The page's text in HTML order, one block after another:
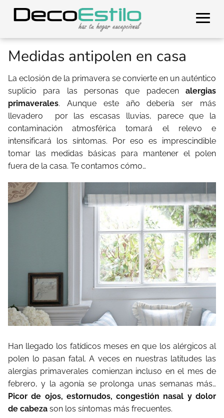
Medidas antipolen en casa
La eclosión de la primavera se convierte en un auténtico
suplicio para las personas que padecen alergias
primaverales. Aunque este año debería ser más
llevadero por las escasas lluvias, parece que la
contaminación atmosférica tomará el relevo e
intensificará los síntomas. Por eso es imprescindible
tomar las medidas básicas para mantener el polen
fuera de la casa. Te contamos cómo…
Han llegado los fatídicos meses en que los alérgicos al
polen lo pasan fatal. A veces en nuestras latitudes las
alergias primaverales comienzan incluso en el mes de
febrero, y la agonía se prolonga unas semanas más…
Picor de ojos, estornudos, congestión nasal y dolor
de cabeza son los síntomas más frecuentes.